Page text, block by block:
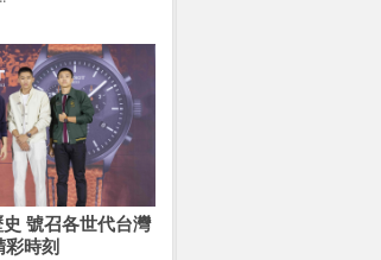
號召各世代台灣
彩時刻